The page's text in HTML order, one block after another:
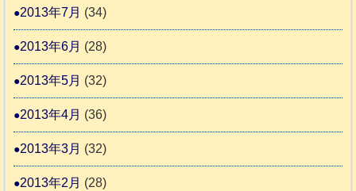
2013年7月 (34)
2013年6月 (28)
2013年5月 (32)
2013年4月 (36)
2013年3月 (32)
2013年2月 (28)